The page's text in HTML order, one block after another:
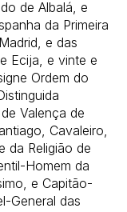
de Albalá, e
da Primeira
e das
Ecija, e vinte e
Ordem do
Valença de
Cavaleiro,
da Religião de
Homem da
e Capitão-
General das